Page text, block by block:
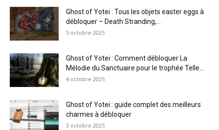
Ghost of Yotei : Tous les objets easter eggs à
débloquer – Death Stranding,...
5 octobre 2025
Ghost of Yotei : Comment débloquer La
Mélodie du Sanctuaire pour le trophée Telle...
4 octobre 2025
Ghost of Yotei : guide complet des meilleurs
charmes à débloquer
3 octobre 2025